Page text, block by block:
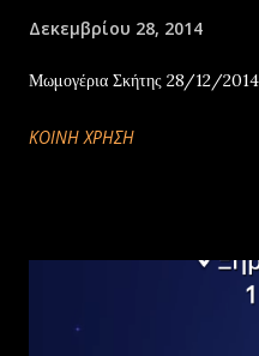
Δεκεμβρίου 28, 2014
Μωμογέρια Σκήτης 28/12/
ΚΟΙΝΉ ΧΡΉΣΗ